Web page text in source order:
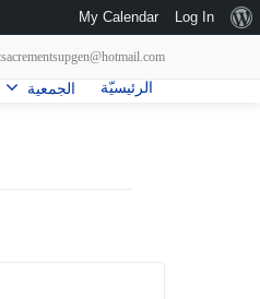
Log In
My Calendar
الرئيسيّة الجمعية